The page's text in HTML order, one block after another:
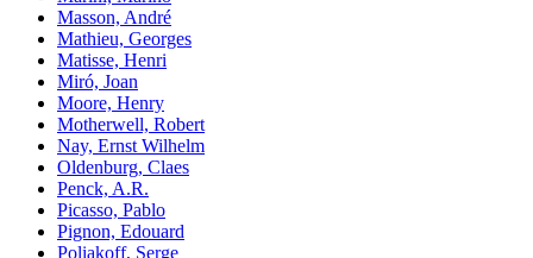
Masson, André
Mathieu, Georges
Matisse, Henri
Miró, Joan
Moore, Henry
Motherwell, Robert
Nay, Ernst Wilhelm
Oldenburg, Claes
Penck, A.R.
Picasso, Pablo
Pignon, Edouard
Poliakoff, Serge